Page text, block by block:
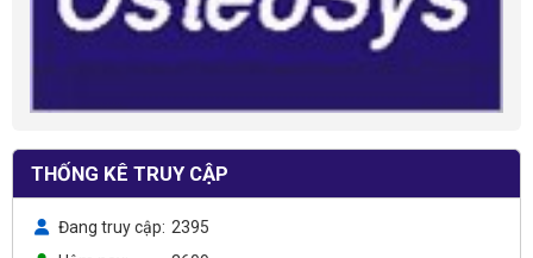
THỐNG KÊ TRUY CẬP
Đang truy cập
2395